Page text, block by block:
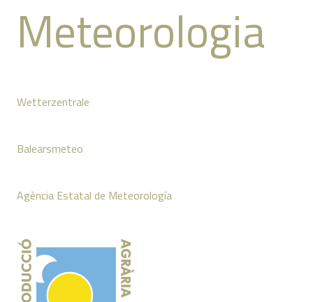
Meteorologia
Wetterzentrale
Balearsmeteo
Agència Estatal de Meteorología